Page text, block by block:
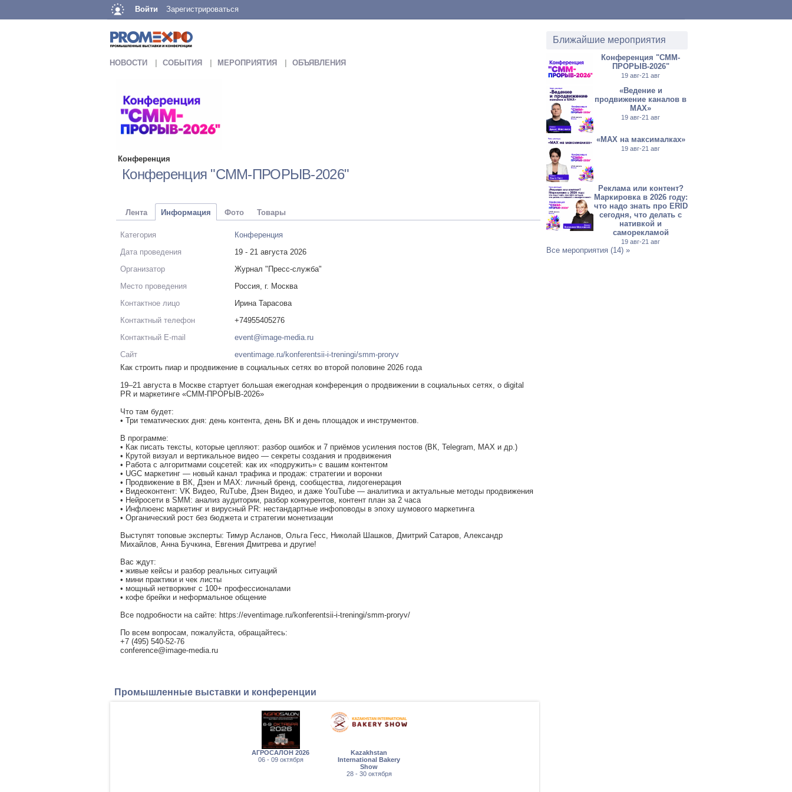
Войти Зарегистрироваться
Ближайшие мероприятия
Конференция "СММ-
ПРОРЫВ-2026"
19 авг-21 авг
«Ведение и
продвижение каналов в
МАХ»
19 авг-21 авг
«MAX на максималках»
19 авг-21 авг
Реклама или контент?
Маркировка в 2026 году:
что надо знать про ERID
сегодня, что делать с
нативкой и
саморекламой
19 авг-21 авг
Все мероприятия (14) »
НОВОСТИ СОБЫТИЯ МЕРОПРИЯТИЯ ОБЪЯВЛЕНИЯ
Конференция
Конференция "СММ-ПРОРЫВ-2026"
Лента Информация Фото Товары
Категория
Конференция
Дата проведения
19 - 21 августа 2026
Организатор
Журнал "Пресс-служба"
Место проведения
Россия, г. Москва
Контактное лицо
Ирина Тарасова
Контактный телефон
+74955405276
Контактный E-mail
event@image-media.ru
Сайт
eventimage.ru/konferentsii-i-treningi/smm-proryv
Как строить пиар и продвижение в социальных сетях во второй половине 2026 года
19–21 августа в Москве стартует большая ежегодная конференция о продвижении в социальных сетях, о digital
PR и маркетинге «СММ-ПРОРЫВ-2026»
Что там будет:
• Три тематических дня: день контента, день ВК и день площадок и инструментов.
В программе:
• Как писать тексты, которые цепляют: разбор ошибок и 7 приёмов усиления постов (ВК, Telegram, МАХ и др.)
• Крутой визуал и вертикальное видео — секреты создания и продвижения
• Работа с алгоритмами соцсетей: как их «подружить» с вашим контентом
• UGC маркетинг — новый канал трафика и продаж: стратегии и воронки
• Продвижение в ВК, Дзен и МАХ: личный бренд, сообщества, лидогенерация
• Видеоконтент: VK Видео, RuTube, Дзен Видео, и даже YouTube — аналитика и актуальные методы продвижения
• Нейросети в SMM: анализ аудитории, разбор конкурентов, контент план за 2 часа
• Инфлюенс маркетинг и вирусный PR: нестандартные инфоповоды в эпоху шумового маркетинга
• Органический рост без бюджета и стратегии монетизации
Выступят топовые эксперты: Тимур Асланов, Ольга Гесс, Николай Шашков, Дмитрий Сатаров, Александр
Михайлов, Анна Бучкина, Евгения Дмитрева и другие!
Вас ждут:
• живые кейсы и разбор реальных ситуаций
• мини практики и чек листы
• мощный нетворкинг с 100+ профессионалами
• кофе брейки и неформальное общение
Все подробности на сайте: https://eventimage.ru/konferentsii-i-treningi/smm-proryv/
По всем вопросам, пожалуйста, обращайтесь:
+7 (495) 540-52-76
conference@image-media.ru
Промышленные выставки и конференции
АГРОСАЛОН 2026
06 - 09 октября
Kazakhstan
International Bakery
Show
28 - 30 октября